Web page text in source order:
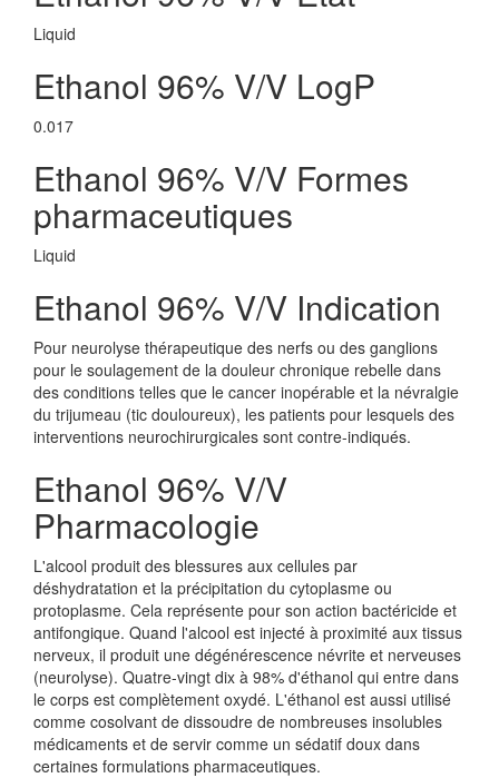
Liquid
Ethanol 96% V/V LogP
0.017
Ethanol 96% V/V Formes
pharmaceutiques
Liquid
Ethanol 96% V/V Indication
Pour neurolyse thérapeutique des nerfs ou des ganglions
pour le soulagement de la douleur chronique rebelle dans
des conditions telles que le cancer inopérable et la névralgie
du trijumeau (tic douloureux), les patients pour lesquels des
interventions neurochirurgicales sont contre-indiqués.
Ethanol 96% V/V
Pharmacologie
L'alcool produit des blessures aux cellules par
déshydratation et la précipitation du cytoplasme ou
protoplasme. Cela représente pour son action bactéricide et
antifongique. Quand l'alcool est injecté à proximité aux tissus
nerveux, il produit une dégénérescence névrite et nerveuses
(neurolyse). Quatre-vingt dix à 98% d'éthanol qui entre dans
le corps est complètement oxydé. L'éthanol est aussi utilisé
comme cosolvant de dissoudre de nombreuses insolubles
médicaments et de servir comme un sédatif doux dans
certaines formulations pharmaceutiques.